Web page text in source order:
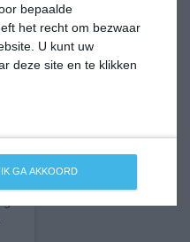
bepaalde
het recht om bezwaar
U kunt uw
deze site en te klikken
IK GA AKKOORD